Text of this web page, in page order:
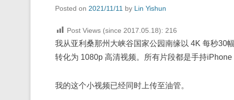
Posted on 2021/11/11 by Lin Yishun
Post Views (since 2017.05.18): 216
我从亚利桑那州大峡谷国家公园南缘以 4K 每秒30
转化为 1080p 高清视频。所有片段都是手持iPhone
我的这个小视频已经同时上传至油管。